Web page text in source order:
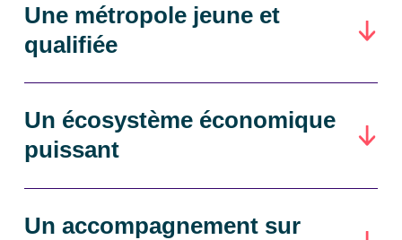
Une métropole jeune et
qualifiée
Un écosystème économique
puissant
Un accompagnement sur